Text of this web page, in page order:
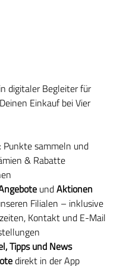
digitaler Begleiter für
Einkauf bei Vier
: Punkte sammeln und
& Rabatte
und Aktionen
Filialen – inklusive
Kontakt und E-Mail
Tipps und News
direkt in der App